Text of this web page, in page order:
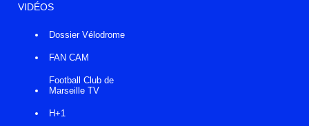
VIDÉOS
Dossier Vélodrome
FAN CAM
Football Club de
Marseille TV
H+1